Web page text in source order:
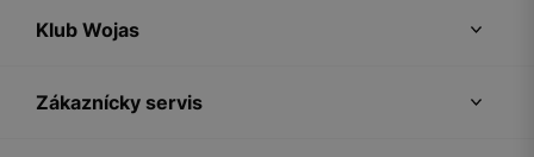
Klub Wojas
Zákaznícky servis